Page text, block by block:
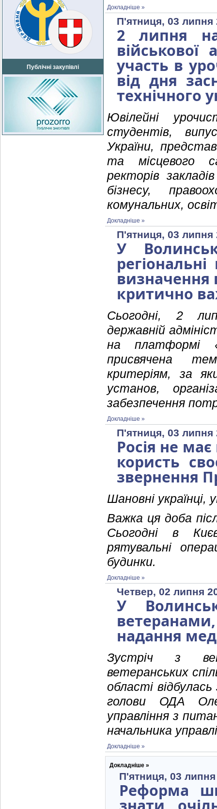
Публічні закупівлі
Докладніше »
П'ятниця, 03 липня
2 липня
військової
участь в
від дня
технічного
Ювілейні
студентів,
України,
та місцевого
ректорів
бізнесу,
комунальних,
Докладніше »
П'ятниця, 03 липня
У
визначення
критично
Сьогодні, 2
державній
на платформі
присвячена
критеріям, за
установ,
забезпечення
Докладніше »
П'ятниця, 03 липня
Росія не
користь
звернення
Шановні українці,
Важка ця доба
Сьогодні в
рятувальні
будинки.
Докладніше »
Четвер, 02 липня
У
надання
Зустріч з
ветеранських
області
голови ОДА
управління з
начальника
Докладніше »
Докладніше »
П'ятниця, 03
Реформа